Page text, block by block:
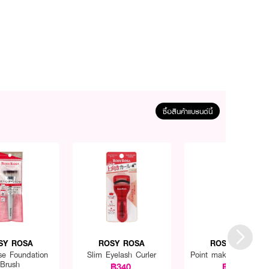
ซื้อสินค้าแบรนด์นี้
ROSA
Foundation
Brush
ROSY ROSA
Slim Eyelash Curler
฿340
ROSY ROSA
Point makeup brush
฿220